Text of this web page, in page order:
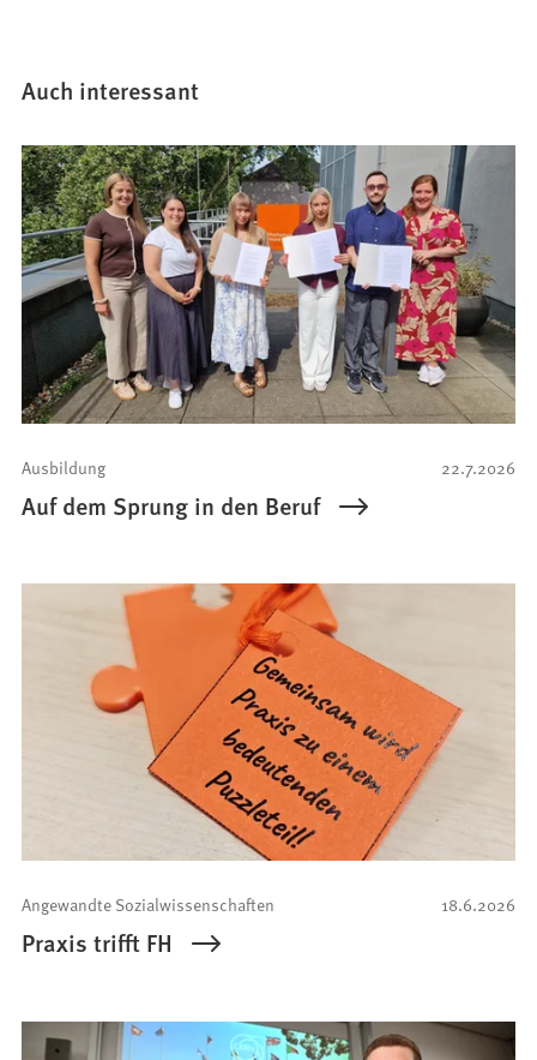
Auch interessant
22.7.2026
Ausbildung
Auf dem Sprung in den Beruf
18.6.2026
Angewandte Sozialwissenschaften
Praxis trifft FH